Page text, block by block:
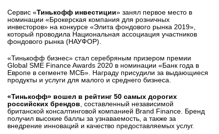
Сервис «Тинькофф инвестиции» занял первое место в
номинации «Брокерская компания для розничных
инвесторов» на конкурсе «Элита фондового рынка 2019»,
который проводила Национальная ассоциация участников
фондового рынка (НАУФОР).
«Тинькофф бизнес» стал серебряным призером премии
Global SME Finance Awards 2020 в номинации «Банк года в
Европе в сегменте МСБ». Награду присудили за выдающиеся
продукты и услуги для малого и среднего бизнеса.
«Тинькофф» вошел в рейтинг 50 самых дорогих
российских брендов , составленный независимой
британской консалтинговой компанией Brand Finance. Бренд
получил высокие баллы за узнаваемость, а также за
внедрение инноваций и качество предоставляемых услуг.